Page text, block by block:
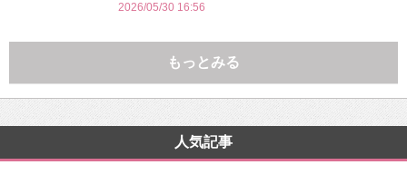
2026/05/30 16:56
もっとみる
人気記事